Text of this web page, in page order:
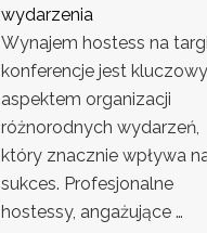
wydarzenia
Wynajem hostess na
konferencje jest
aspektem organizacji
różnorodnych wydarzeń,
który znacznie wpływa
sukces. Profesjonalne
hostessy, angażujące …